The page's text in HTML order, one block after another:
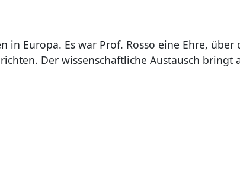
Europa. Es war Prof. Rosso eine Ehre,
Der wissenschaftliche Austausch bringt